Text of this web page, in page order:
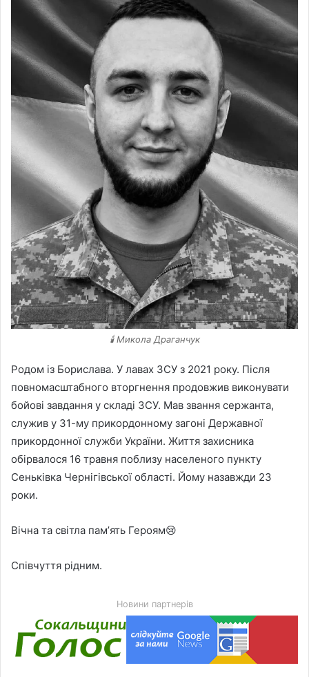
🕯️ Микола Драганчук
Родом із Борислава. У лавах ЗСУ з 2021 року. Після
повномасштабного вторгнення продовжив виконувати
бойові завдання у складі ЗСУ. Мав звання сержанта,
служив у 31-му прикордонному загоні Державної
прикордонної служби України. Життя захисника
обірвалося 16 травня поблизу населеного пункту
Сеньківка Чернігівської області. Йому назавжди 23
роки.
Вічна та світла памʼять Героям😢
Співчуття рідним.
Новини партнерів